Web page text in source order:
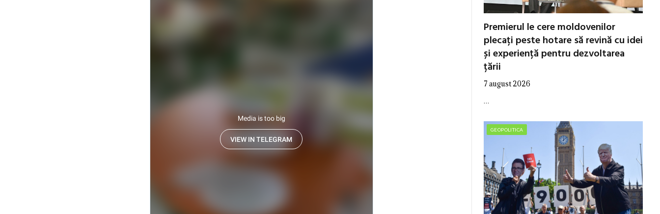
Premierul le cere moldovenilor
plecați peste hotare să revină cu idei
și experiență pentru dezvoltarea
țării
7 august 2026
…
GEOPOLITICA